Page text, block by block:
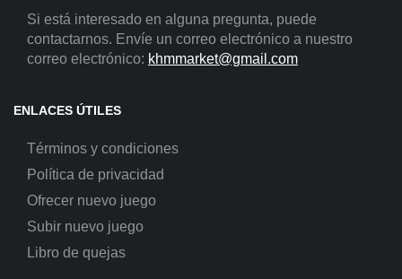
Si está interesado en alguna pregunta, puede
contactarnos. Envíe un correo electrónico a nuestro
correo electrónico: khmmarket@gmail.com
ENLACES ÚTILES
Términos y condiciones
Política de privacidad
Ofrecer nuevo juego
Subir nuevo juego
Libro de quejas